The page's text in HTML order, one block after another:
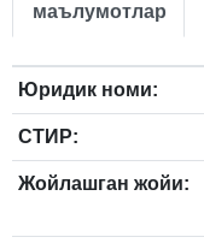
маълумотлар
Юридик номи:
СТИР:
Жойлашган жойи: